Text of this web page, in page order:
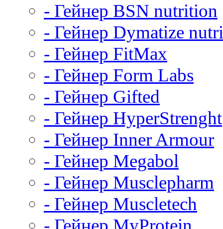
- Гейнер BSN nutrition
- Гейнер Dymatize
- Гейнер FitMax
- Гейнер Form Labs
- Гейнер Gifted
- Гейнер HyperStrenght
- Гейнер Inner Armour
- Гейнер Megabol
- Гейнер Musclepharm
- Гейнер Muscletech